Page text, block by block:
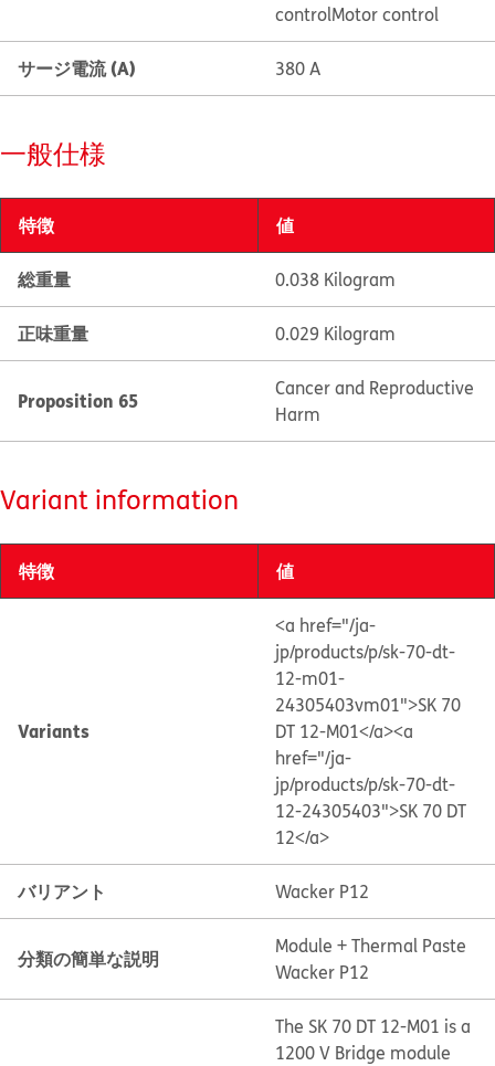
controlMotor control
サージ電流 (A) 380 A
一般仕様
特徴 値
総重量 0.038 Kilogram
正味重量 0.029 Kilogram
Proposition 65
Cancer and Reproductive
Harm
Variant information
特徴 値
Variants
<a href="/ja-
jp/products/p/sk-70-dt-
12-m01-
24305403vm01">SK 70
DT 12-M01</a><a
href="/ja-
jp/products/p/sk-70-dt-
12-24305403">SK 70 DT
12</a>
バリアント Wacker P12
分類の簡単な説明
Module + Thermal Paste
Wacker P12
The SK 70 DT 12-M01 is a
1200 V Bridge module